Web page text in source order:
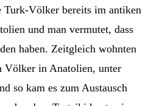
Turk-Völker bereits im antiken
und man vermutet, dass
haben. Zeitgleich wohnten
Völker in Anatolien, unter
so kam es zum Austausch